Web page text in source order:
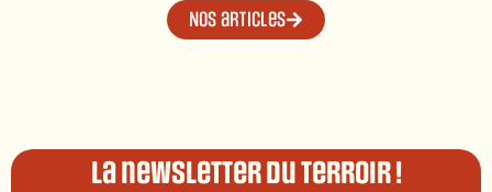
Nos articles
La newsletter du terroir !